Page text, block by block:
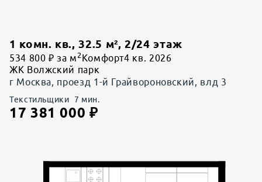
1 комн. кв., 32.5 м²,2/24 этаж
534 800 ₽ за м 2 Комфорт4 кв. 2026
ЖК Волжский парк
г Москва, проезд 1-й Грайвороновский, влд 3
Текстильщики 7 мин.
17 381 000 ₽